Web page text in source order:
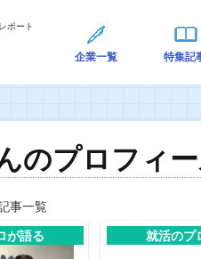
ポート
企業一覧 特集記
のプロフィ
事一覧
が語る
就活のプ